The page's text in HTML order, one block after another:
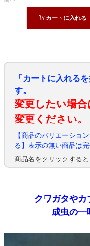
カートに入れる
「カートに入れる
す。
変更したい場
変更ください。
【商品のバリエーショ
る】表示の無い商品は
商品名をクリックする
クワガタやカ
成虫の一